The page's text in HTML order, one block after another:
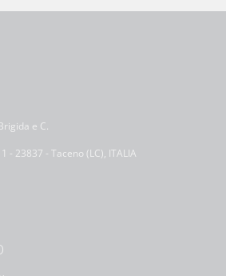
e C.
- 23837 - Taceno (LC), ITALIA